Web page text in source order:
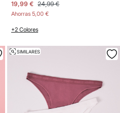
19,99 € 24,99 €
Ahorras 5,00 €
+2 Colores
SIMILARES